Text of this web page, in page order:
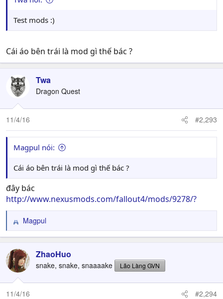
Test mods :)
Cái áo bên trái là mod gì thế bác ?
Twa
Dragon Quest
11/4/16 #2,293
Magpul nói:
Cái áo bên trái là mod gì thế bác ?
đây bác
http://www.nexusmods.com/fallout4/mods/9278/?
R
e
c
t
i
o
n
Magpul
ZhaoHuo
snake, snake, snaaaake Lão Làng GVN
11/4/16 #2,294